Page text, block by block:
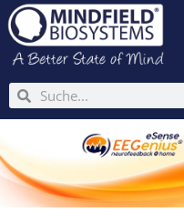
Zum
Inhalt
springen
SucheSuche